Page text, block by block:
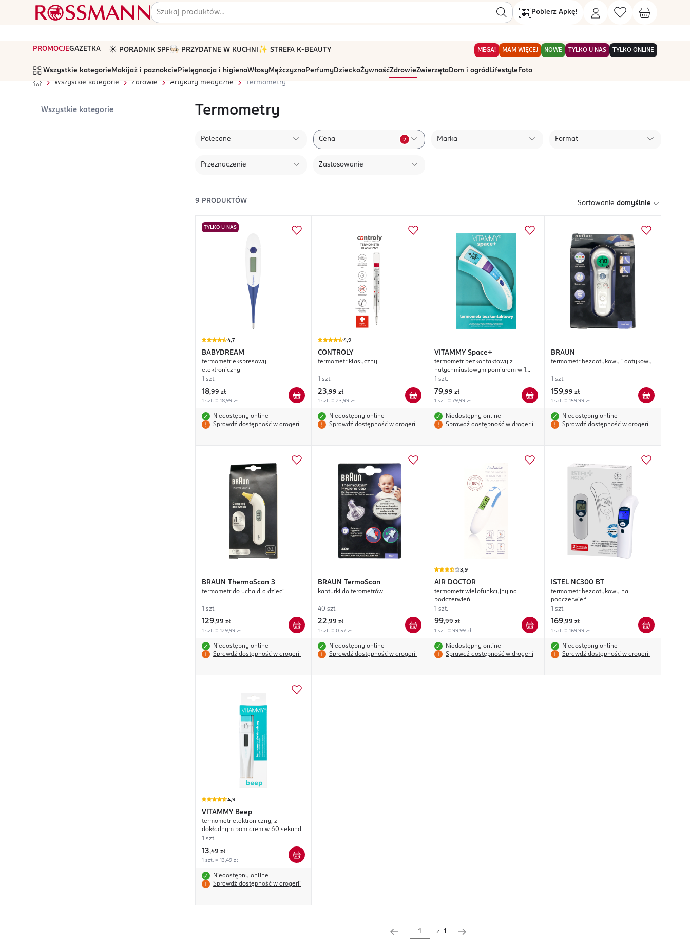
Pobierz Apkę!
PROMOCJEGAZETKA ☀️ PORADNIK SPF🧑🏻‍🍳 PRZYDATNE W KUCHNI ✨ STREFA K-BEAUTY MEGA! MAM WIĘCEJ NOWE TYLKO U NAS TYLKO ONLINE
Wszystkie kategorie Makijaż i paznokcie Pielęgnacja i higienaWłosyMężczyznaPerfumyDzieckoŻywnośćZdrowieZwierzętaDom i ogród Lifestyle Foto
Wszystkie kategorie
Zdrowie Artykuły medyczne Termometry
Wszystkie kategorie Termometry
Polecane Cena 2 Marka Format
Przeznaczenie Zastosowanie
9 PRODUKTÓW Sortowanie domyślnie
TYLKO U NAS
4,7
BABYDREAM
termometr ekspresowy,
elektroniczny
1 szt.
18,99 zł
1 szt. = 18,99 zł
Niedostępny online
Sprawdź dostępność w drogerii
4,9
CONTROLY
termometr klasyczny
1 szt.
23,99 zł
1 szt. = 23,99 zł
Niedostępny online
Sprawdź dostępność w drogerii
VITAMMY Space+
termometr bezkontaktowy z
natychmiastowym pomiarem w 1
sekundę
1 szt.
79,99 zł
1 szt. = 79,99 zł
Niedostępny online
Sprawdź dostępność w drogerii
BRAUN
termometr bezdotykowy i dotykowy
1 szt.
159,99 zł
1 szt. = 159,99 zł
Niedostępny online
Sprawdź dostępność w drogerii
BRAUN ThermoScan 3
termometr do ucha dla dzieci
1 szt.
129,99 zł
1 szt. = 129,99 zł
Niedostępny online
Sprawdź dostępność w drogerii
BRAUN TermoScan
kapturki do terometrów
40 szt.
22,99 zł
1 szt. = 0,57 zł
Niedostępny online
Sprawdź dostępność w drogerii
3,9
AIR DOCTOR
termometr wielofunkcyjny na
podczerwień
1 szt.
99,99 zł
1 szt. = 99,99 zł
Niedostępny online
Sprawdź dostępność w drogerii
ISTEL NC300 BT
termometr bezdotykowy na
podczerwień
1 szt.
169,99 zł
1 szt. = 169,99 zł
Niedostępny online
Sprawdź dostępność w drogerii
4,9
VITAMMY Beep
termometr elektroniczny, z
dokładnym pomiarem w 60 sekund
1 szt.
13,49 zł
1 szt. = 13,49 zł
Niedostępny online
Sprawdź dostępność w drogerii
z 1